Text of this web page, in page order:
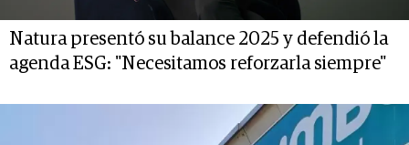
Natura presentó su balance 2025 y defendió la
agenda ESG: "Necesitamos reforzarla siempre"